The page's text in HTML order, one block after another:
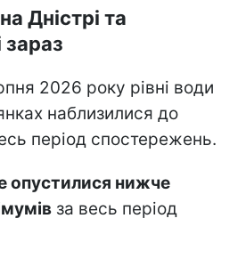
Дністрі та
2026 року рівні води
наблизилися до
період спостережень.
опустилися нижче
за весь період